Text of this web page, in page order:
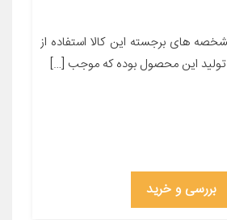
های برجسته این کالا استفاده از
تولید این محصول بوده که موجب […]
بررسی و خرید